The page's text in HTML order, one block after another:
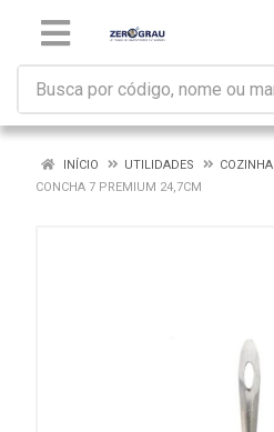
INÍCIO UTILIDADES
COZINHA
CONCHA 7 PREMIUM 24,7CM